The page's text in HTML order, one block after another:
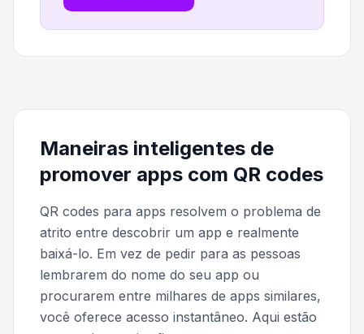
Maneiras inteligentes de
promover apps com QR codes
QR codes para apps resolvem o problema de
atrito entre descobrir um app e realmente
baixá-lo. Em vez de pedir para as pessoas
lembrarem do nome do seu app ou
procurarem entre milhares de apps similares,
você oferece acesso instantâneo. Aqui estão